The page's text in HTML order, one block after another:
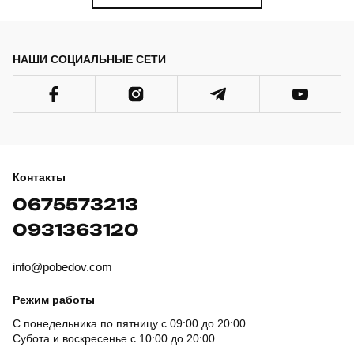
НАШИ СОЦИАЛЬНЫЕ СЕТИ
Контакты
0675573213
0931363120
info@pobedov.com
Режим работы
С понедельника по пятницу с 09:00 до 20:00
Субота и воскресенье с 10:00 до 20:00